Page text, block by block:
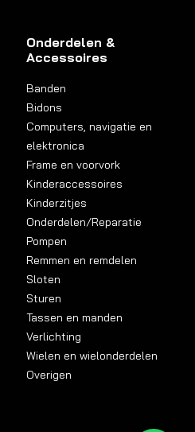
Onderdelen &
Accessoires
Banden
Bidons
Computers, navigatie en
elektronica
Frame en voorvork
Kinderaccessoires
Kinderzitjes
Onderdelen/Reparatie
Pompen
Remmen en remdelen
Sloten
Sturen
Tassen en manden
Verlichting
Wielen en wielonderdelen
Overigen